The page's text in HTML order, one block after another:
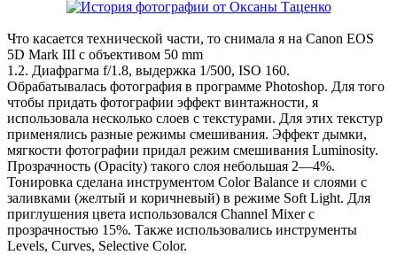
Что касается технической части, то снимала я на Canon EOS
5D Mark III с объективом 50 mm
1.2. Диафрагма f/1.8, выдержка 1/500, ISO 160.
Обрабатывалась фотография в программе Photoshop. Для того
чтобы придать фотографии эффект винтажности, я
использовала несколько слоев с текстурами. Для этих текстур
применялись разные режимы смешивания. Эффект дымки,
мягкости фотографии придал режим смешивания Luminosity.
Прозрачность (Opacity) такого слоя небольшая 2—4%.
Тонировка сделана инструментом Color Balance и слоями с
заливками (желтый и коричневый) в режиме Soft Light. Для
приглушения цвета использовался Сhannel Mixer с
прозрачностью 15%. Также использовались инструменты
Levels, Curves, Selective Color.